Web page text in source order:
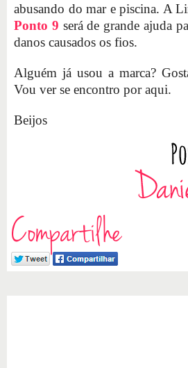
abusando do mar e piscina. A
Ponto 9 será de grande ajuda
danos causados os fios.
Alguém já usou a marca?
Vou ver se encontro por aqui.
Beijos
Compartilhe